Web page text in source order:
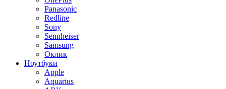
Panasonic
Redline
Sony
Sennheiser
Samsung
Оклик
Ноутбуки
Apple
Aquarius